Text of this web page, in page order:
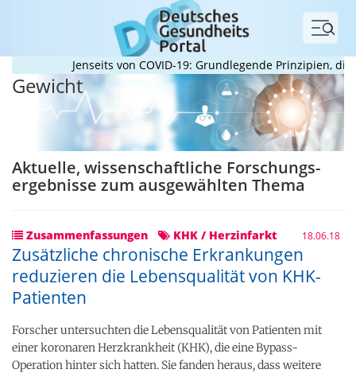
Menü
Jenseits von COVID-19: Grundlegende Prinzipien, die
Gewicht
Aktuelle, wissenschaftliche Forschungs­
ergebnisse zum ausgewählten Thema
Zusammenfassungen KHK / Herzinfarkt 18.06.18
Zusätzliche chronische Erkrankungen
reduzieren die Lebensqualität von KHK-
Patienten
Forscher untersuchten die Lebensqualität von Patienten mit
einer koronaren Herzkrankheit (KHK), die eine Bypass-
Operation hinter sich hatten. Sie fanden heraus, dass weitere